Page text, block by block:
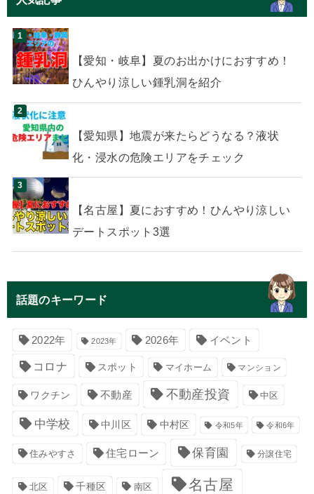
【愛知・岐阜】夏のお出かけにおすすめ！
ひんやり涼しい鍾乳洞を紹介
【愛知県】地震が来たらどうなる？液状
化・浸水の危険エリアをチェック
【名古屋】夏におすすめ！ひんやり涼しい
デートスポット3選
話題のキーワード
2022年 2023年 2026年 イベント
コロナ スポット マイホーム マンション
ワクチン 不動産 不動産投資 中区
中学校 中川区 中村区 令和5年 令和6年
住みやすさ 住宅ローン 保育園 分譲住宅
北区 千種区 南区 名古屋